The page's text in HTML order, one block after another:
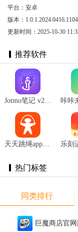
平台：安卓
版本：1.0.1.2024.0416.1104
更新时间：2025-10-30
推荐软件
Jotmo笔记 v2.13.0
天天跳绳app最新版 v4.0.20
热门标签
同类排行
巨魔商店官网